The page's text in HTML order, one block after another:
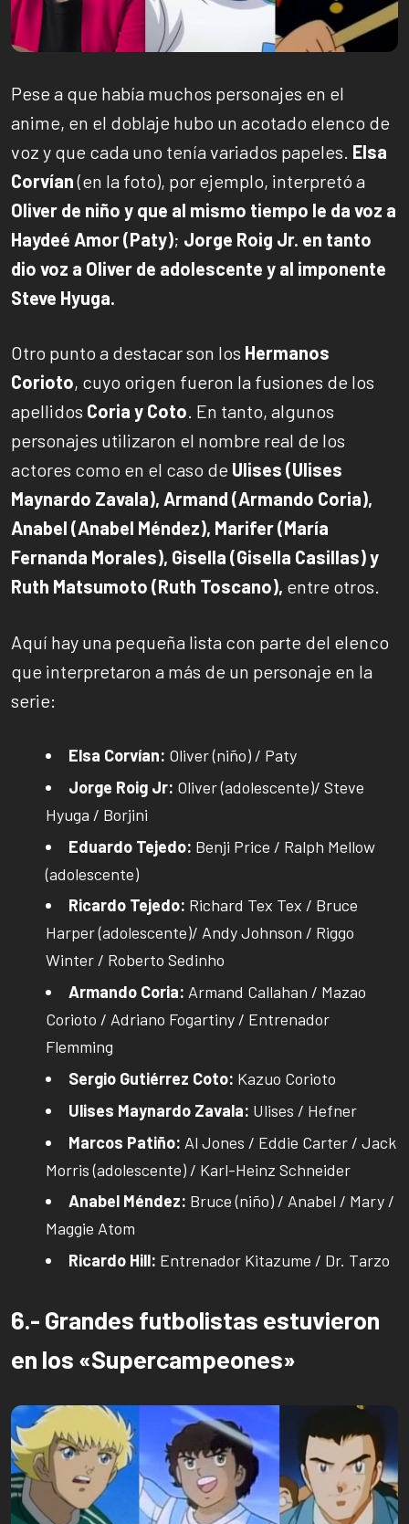
Pese a que había muchos personajes en el
anime, en el doblaje hubo un acotado elenco de
voz y que cada uno tenía variados papeles. Elsa
Corvían(en la foto), por ejemplo, interpretó a
Oliver de niño y que al mismo tiempo le da voz a
Haydeé Amor (Paty); Jorge Roig Jr. en tanto
dio voz a Oliver de adolescente y al imponente
Steve Hyuga.
Otro punto a destacar son los Hermanos
Corioto, cuyo origen fueron la fusiones de los
apellidos Coria y Coto. En tanto, algunos
personajes utilizaron el nombre real de los
actores como en el caso de Ulises (Ulises
Maynardo Zavala), Armand (Armando Coria),
Anabel (Anabel Méndez), Marifer (María
Fernanda Morales), Gisella (Gisella Casillas) y
Ruth Matsumoto (Ruth Toscano), entre otros.
Aquí hay una pequeña lista con parte del elenco
que interpretaron a más de un personaje en la
serie:
Elsa Corvían: Oliver (niño) / Paty
Jorge Roig Jr: Oliver (adolescente)/ Steve
Hyuga / Borjini
Eduardo Tejedo: Benji Price / Ralph Mellow
(adolescente)
Ricardo Tejedo: Richard Tex Tex / Bruce
Harper (adolescente)/ Andy Johnson / Riggo
Winter / Roberto Sedinho
Armando Coria: Armand Callahan / Mazao
Corioto / Adriano Fogartiny / Entrenador
Flemming
Sergio Gutiérrez Coto: Kazuo Corioto
Ulises Maynardo Zavala: Ulises / Hefner
Marcos Patiño: Al Jones / Eddie Carter / Jack
Morris (adolescente) / Karl-Heinz Schneider
Anabel Méndez: Bruce (niño) / Anabel / Mary /
Maggie Atom
Ricardo Hill: Entrenador Kitazume / Dr. Tarzo
6.- Grandes futbolistas estuvieron
en los «Supercampeones»